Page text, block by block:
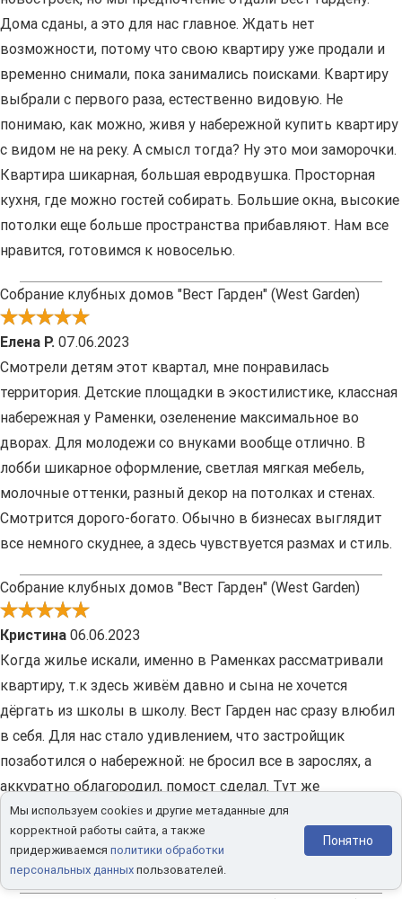
Дома сданы, а это для нас главное. Ждать нет
возможности, потому что свою квартиру уже продали и
временно снимали, пока занимались поисками. Квартиру
выбрали с первого раза, естественно видовую. Не
понимаю, как можно, живя у набережной купить квартиру
с видом не на реку. А смысл тогда? Ну это мои заморочки.
Квартира шикарная, большая евродвушка. Просторная
кухня, где можно гостей собирать. Большие окна, высокие
потолки еще больше пространства прибавляют. Нам все
нравится, готовимся к новоселью.
Собрание клубных домов "Вест Гарден" (West Garden)
Елена Р. 07.06.2023
Смотрели детям этот квартал, мне понравилась
территория. Детские площадки в экостилистике, классная
набережная у Раменки, озеленение максимальное во
дворах. Для молодежи со внуками вообще отлично. В
лобби шикарное оформление, светлая мягкая мебель,
молочные оттенки, разный декор на потолках и стенах.
Смотрится дорого-богато. Обычно в бизнесах выглядит
все немного скуднее, а здесь чувствуется размах и стиль.
Собрание клубных домов "Вест Гарден" (West Garden)
Кристина 06.06.2023
Когда жилье искали, именно в Раменках рассматривали
квартиру, т.к здесь живём давно и сына не хочется
дёргать из школы в школу. Вест Гарден нас сразу влюбил
в себя. Для нас стало удивлением, что застройщик
позаботился о набережной: не бросил все в зарослях, а
аккуратно облагородил, помост сделал. Тут же
прикольные детские площадки и зоны релакса. Квартиру
в итоге мы взяли в 13 корпусе. Знали бы о проекте
раньше, уже бы жили в первой очереди.
Мы используем cookies и другие метаданные для
корректной работы сайта, а также
придерживаемся политики обработки
персональных данных пользователей.
Понятно